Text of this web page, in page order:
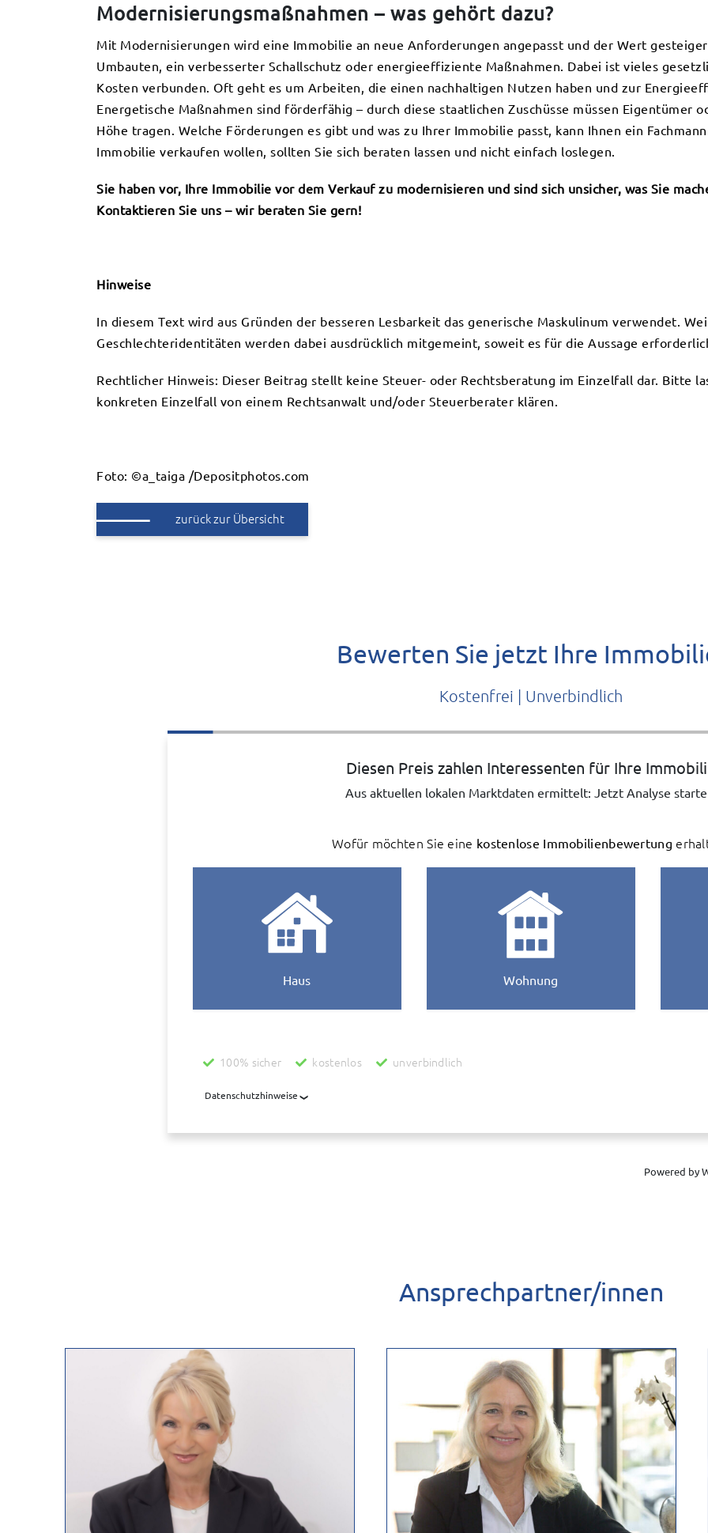
Modernisierungsmaßnahmen – was gehört dazu?
Mit Modernisierungen wird eine Immobilie an neue Anforderungen angepasst und der Wert
Umbauten, ein verbesserter Schallschutz oder energieeffiziente Maßnahmen. Dabei ist vieles
Kosten verbunden. Oft geht es um Arbeiten, die einen nachhaltigen Nutzen haben und zur
Energetische Maßnahmen sind förderfähig – durch diese staatlichen Zuschüsse müssen Eigentümer
Höhe tragen. Welche Förderungen es gibt und was zu Ihrer Immobilie passt, kann Ihnen ein
Immobilie verkaufen wollen, sollten Sie sich beraten lassen und nicht einfach loslegen.
Sie haben vor, Ihre Immobilie vor dem Verkauf zu modernisieren und sind sich unsicher, was Sie
Kontaktieren Sie uns – wir beraten Sie gern!
Hinweise
In diesem Text wird aus Gründen der besseren Lesbarkeit das generische Maskulinum verwendet.
Geschlechteridentitäten werden dabei ausdrücklich mitgemeint, soweit es für die Aussage
Rechtlicher Hinweis: Dieser Beitrag stellt keine Steuer- oder Rechtsberatung im Einzelfall dar. Bitte
konkreten Einzelfall von einem Rechtsanwalt und/oder Steuerberater klären.
Foto: ©a_taiga /Depositphotos.com
zurück zur Übersicht
Bewerten Sie jetzt Ihre
Kostenfrei | Unverbindlich
Diesen Preis zahlen Interessenten für Ihre
Aus aktuellen lokalen Marktdaten ermittelt: Jetzt Analyse
Wofür möchten Sie eine kostenlose Immobilienbewertung
Haus Wohnung
100% sicher kostenlos unverbindlich
Datenschutzhinweise
übermittelt. Diese Daten werden zur Verbesserung des bereit gestellten Systems genutzt und anonymisiert zu
Powered by
Ansprechpartner/innen